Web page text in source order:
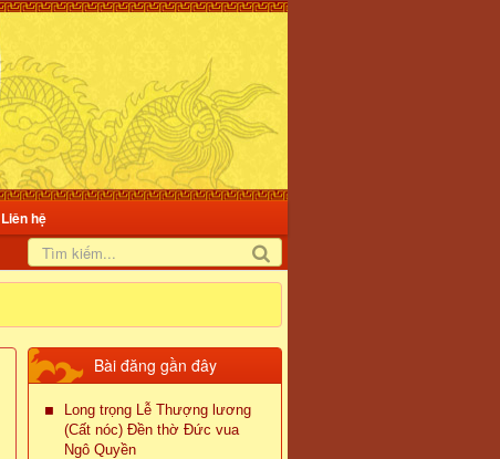
Liên hệ
Bài đăng gần đây
Long trọng Lễ Thượng lương
(Cất nóc) Đền thờ Đức vua
Ngô Quyền